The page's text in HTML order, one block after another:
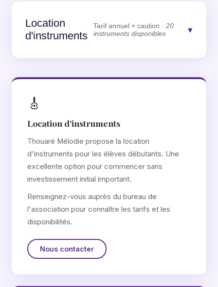
Location
d'instruments
Tarif annuel + caution · 20
instruments disponibles
▾
🎸
Location d'instruments
Thouaré Mélodie propose la location
d'instruments pour les élèves débutants. Une
excellente option pour commencer sans
investissement initial important.
Renseignez-vous auprès du bureau de
l'association pour connaître les tarifs et les
disponibilités.
Nous contacter